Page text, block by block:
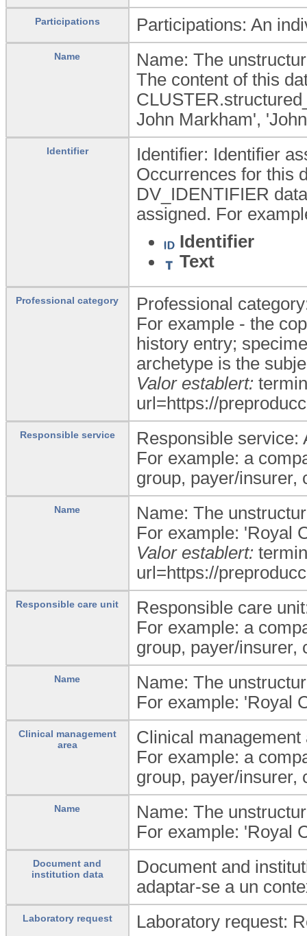
Participations Participations: An
Name
Name: The
The content of this
John Markham',
Identifier
Identifier: Identifier
Occurrences for this
DV_IDENTIFIER
assigned. For
Identifier
Text
Professional category
Professional
For example - the
history entry;
archetype is the
Valor establert:
url=https://
Responsible service
Responsible service:
For example: a
group, payer/insurer,
Name
Name: The
For example: 'Royal
Valor establert:
url=https://
Responsible care unit
Responsible care
For example: a
group, payer/insurer,
Name
Name: The
For example: 'Royal
Clinical management
area
Clinical
For example: a
group, payer/insurer,
Name
Name: The
For example: 'Royal
Document and
institution data
Document and
adaptar-se a un
Laboratory request
Laboratory request: